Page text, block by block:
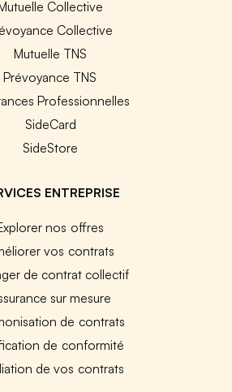
Collective
Collective
Mutuelle TNS
Prévoyance TNS
Professionnelles
SideCard
SideStore
ENTREPRISE
nos offres
vos contrats
de contrat collectif
sur mesure
de contrats
de conformité
de vos contrats